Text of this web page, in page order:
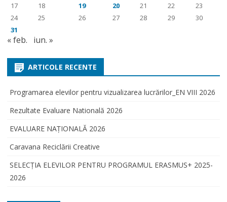
17
18 19 20 21 22
23
24
25 26 27 28 29
30
31
« feb. iun. »
ARTICOLE RECENTE
Programarea elevilor pentru vizualizarea lucrărilor_EN VIII 2026
Rezultate Evaluare Natională 2026
EVALUARE NAŢIONALĂ 2026
Caravana Reciclării Creative
SELECŢIA ELEVILOR PENTRU PROGRAMUL ERASMUS+ 2025-
2026